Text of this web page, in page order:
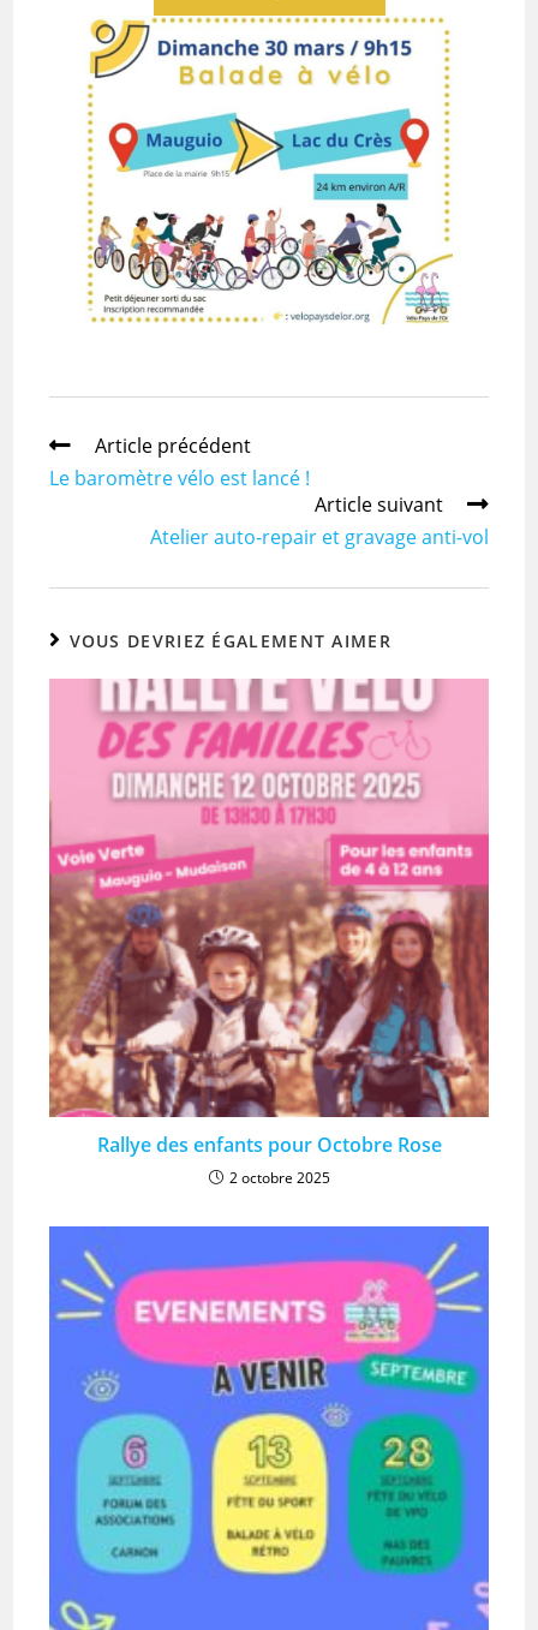
Article précédent
Le baromètre vélo est lancé !
Article suivant
Atelier auto-repair et gravage anti-vol
VOUS DEVRIEZ ÉGALEMENT AIMER
Rallye des enfants pour Octobre Rose
2 octobre 2025